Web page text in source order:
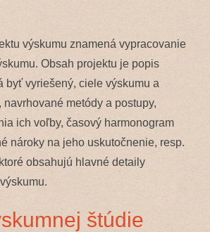
výskumu znamená vypracovanie
Obsah projektu je popis
byť vyriešený, ciele výskumu a
navrhované metódy a postupy,
ich voľby, časový harmonogram
nároky na jeho uskutočnenie, resp.
obsahujú hlavné detaily
štúdie